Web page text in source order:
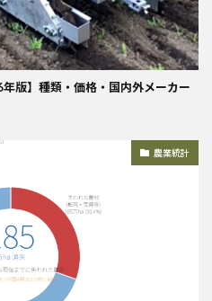
版】種類・価格・国内外メーカー
農業統計